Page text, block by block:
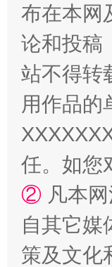
扯下公款
布在本网
论和投稿
站不得转
用作品的
任。如您
② 凡本
自其它媒
策及文化